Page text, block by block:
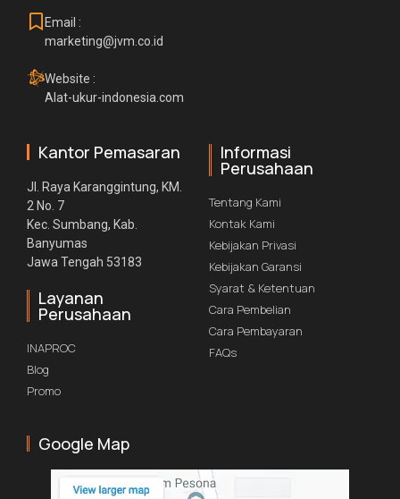
Email :
marketing@jvm.co.id
Website :
Alat-ukur-indonesia.com
Kantor Pemasaran
Jl. Raya Karanggintung, KM.
2 No. 7
Kec. Sumbang, Kab.
Banyumas
Jawa Tengah 53183
Layanan
Perusahaan
INAPROC
Blog
Promo
Informasi
Perusahaan
Tentang Kami
Kontak Kami
Kebijakan Privasi
Kebijakan Garansi
Syarat & Ketentuan
Cara Pembelian
Cara Pembayaran
FAQs
Google Map